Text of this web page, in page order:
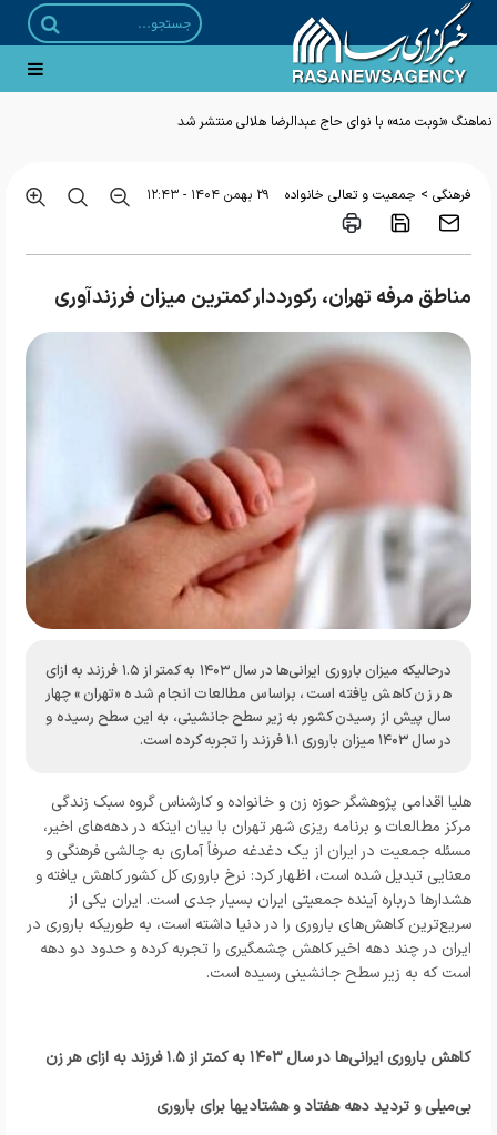
فرهنگی > جمعیت و تعالی خانواده ۲۹ بهمن ۱۴۰۴ - ۱۲:۴۳
مناطق مرفه تهران، رکورددار کمترین میزان فرزندآوری
درحالیکه میزان باروری ایرانی­‌ها در سال ۱۴۰۳ به کمتر از ۱.۵ فرزند به ازای
هر زن کاهش یافته است، براساس مطالعات انجام شده «تهران» چهار
سال پیش از رسیدن کشور به زیر سطح جانشینی، به این سطح رسیده و
در سال ۱۴۰۳ میزان باروری ۱.۱ فرزند را تجربه کرده است.
هلیا اقدامی پژوهشگر حوزه زن و خانواده و کارشناس گروه سبک زندگی
مرکز مطالعات و برنامه ریزی شهر تهران با بیان اینکه در دهه‌های اخیر،
مسئله جمعیت در ایران از یک دغدغه صرفاً آماری به چالشی فرهنگی و
معنایی تبدیل شده است، اظهار کرد: نرخ باروری کل کشور کاهش یافته و
هشدارها درباره‌ آینده جمعیتی ایران بسیار جدی است. ایران یکی از
سریع‌ترین کاهش‌های باروری را در دنیا داشته است، به طوریکه باروری در
ایران در چند دهه اخیر کاهش چشمگیری را تجربه کرده و حدود دو دهه
است که به زیر سطح جانشینی رسیده است.
کاهش باروری ایرانی‌ها در سال ۱۴۰۳ به کمتر از ۱.۵ فرزند به ازای هر زن
بی‌میلی و تردید دهه هفتاد و هشتادیها برای باروری